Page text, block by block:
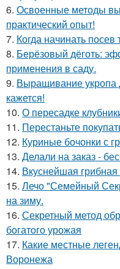
6. Освоенные методы
практический опыт!
7. Когда начинать
8. Берёзовый дёготь:
применения в саду.
9. Выращивание укропа
кажется!
10. О пересадке
11. Перестаньте
12. Куриные бочонки с
13. Делали на заказ -
14. Вкуснейшая грибная
15. Лечо "Семейный
на зиму.
16. Секретный метод
богатого урожая
17. Какие местные
Воронежа